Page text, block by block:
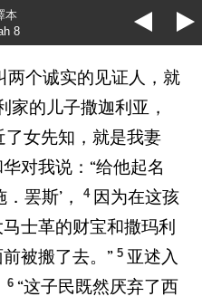
本
8
两个诚实的见证人，就
家的儿子撒迦利亚，
了女先知，就是我妻
对我说：“给他起名
罢斯’，
4 因为在这孩
士革的财宝和撒玛利
被搬了去。” 5 亚述入
6 “这子民既然厌弃了西